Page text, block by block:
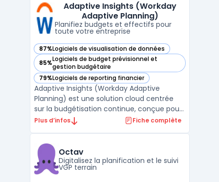
mono ou multi-marques dont l’objectif est
de conser ...
Adaptive Insights (Workday
Adaptive Planning)
Planifiez budgets et effectifs pour
toute votre entreprise
87%Logiciels de visualisation de données
— voir Adaptive Insights (Workday Adaptive Planning)
85%Logiciels de budget prévisionnel et
gestion budgétaire
— voir Adaptive Insights (Workday Adaptive Planning)
79%Logiciels de reporting financier
— voir Adaptive Insights (Workday Adaptive Planning)
Adaptive Insights (Workday Adaptive
Planning) est une solution cloud centrée
sur la budgétisation continue, conçue pour
les équipes financières, RH et
entreprises confrontées à la multiplication
des données et à la n ...
Plus d’infos Fiche complète
Octav
Digitalisez la planification et le suivi
VGP terrain